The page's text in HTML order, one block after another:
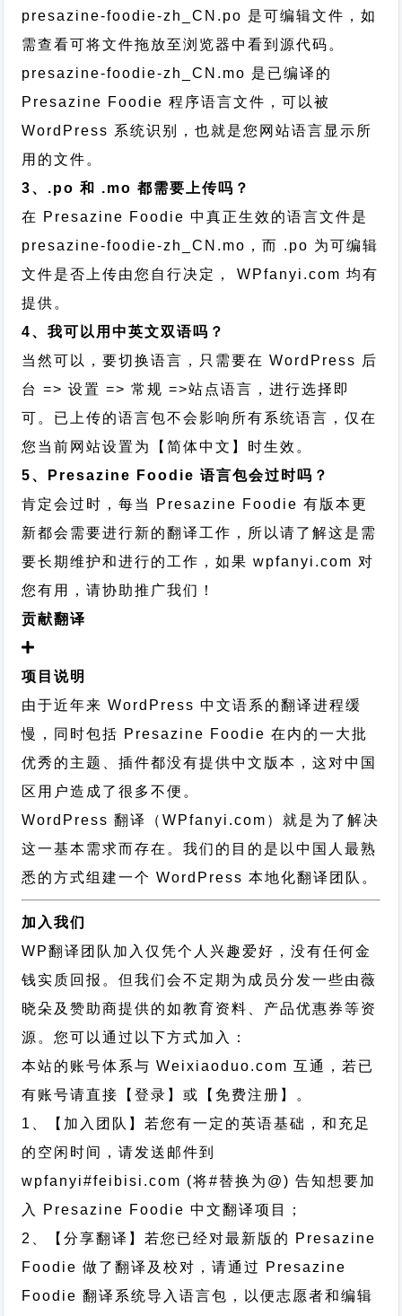
presazine-foodie-zh_CN.po 是可编辑文件，如
需查看可将文件拖放至浏览器中看到源代码。
presazine-foodie-zh_CN.mo 是已编译的
Presazine Foodie 程序语言文件，可以被
WordPress 系统识别，也就是您网站语言显示所
用的文件。
3、.po 和 .mo 都需要上传吗？
在 Presazine Foodie 中真正生效的语言文件是
presazine-foodie-zh_CN.mo，而 .po 为可编辑
文件是否上传由您自行决定， WPfanyi.com 均有
提供。
4、我可以用中英文双语吗？
当然可以，要切换语言，只需要在 WordPress 后
台 => 设置 => 常规 =>站点语言，进行选择即
可。已上传的语言包不会影响所有系统语言，仅在
您当前网站设置为【简体中文】时生效。
5、Presazine Foodie 语言包会过时吗？
肯定会过时，每当 Presazine Foodie 有版本更
新都会需要进行新的翻译工作，所以请了解这是需
要长期维护和进行的工作，如果 wpfanyi.com 对
您有用，请协助推广我们！
贡献翻译
项目说明
由于近年来 WordPress 中文语系的翻译进程缓
慢，同时包括 Presazine Foodie 在内的一大批
优秀的主题、插件都没有提供中文版本，这对中国
区用户造成了很多不便。
WordPress 翻译（WPfanyi.com） 就是为了解决
这一基本需求而存在。我们的目的是以中国人最熟
悉的方式组建一个 WordPress 本地化翻译团队。
加入我们
WP翻译团队加入仅凭个人兴趣爱好，没有任何金
钱实质回报。但我们会不定期为成员分发一些由薇
晓朵及赞助商提供的如教育资料、产品优惠券等资
源。您可以通过以下方式加入：
本站的账号体系与Weixiaoduo.com 互通，若已
有账号请直接【登录】或【免费注册】。
1、【加入团队】若您有一定的英语基础，和充足
的空闲时间，请发送邮件到
wpfanyi#feibisi.com (将#替换为@) 告知想要加
入 Presazine Foodie 中文翻译项目；
2、【分享翻译】若您已经对最新版的 Presazine
Foodie 做了翻译及校对，请通过 Presazine
Foodie 翻译系统导入语言包，以便志愿者和编辑